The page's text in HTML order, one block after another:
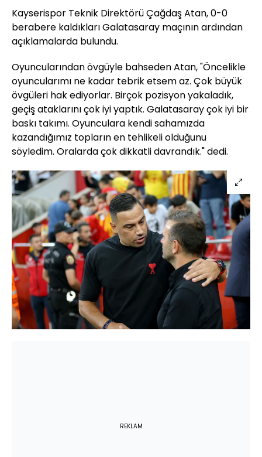
Kayserispor Teknik Direktörü Çağdaş Atan, 0-0
berabere kaldıkları Galatasaray maçının ardından
açıklamalarda bulundu.
Oyuncularından övgüyle bahseden Atan, "Öncelikle
oyuncularımı ne kadar tebrik etsem az. Çok büyük
övgüleri hak ediyorlar. Birçok pozisyon yakaladık,
geçiş ataklarını çok iyi yaptık. Galatasaray çok iyi bir
baskı takımı. Oyunculara kendi sahamızda
kazandığımız topların en tehlikeli olduğunu
söyledim. Oralarda çok dikkatli davrandık." dedi.
REKLAM